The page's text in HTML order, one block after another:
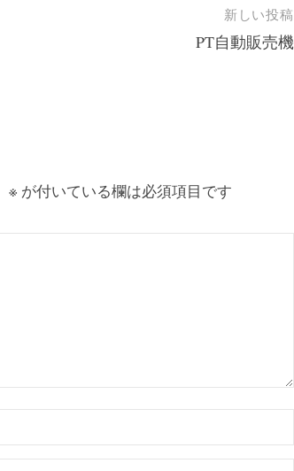
新しい投稿
PT自動販売機
※ が付いている欄は必須項目です